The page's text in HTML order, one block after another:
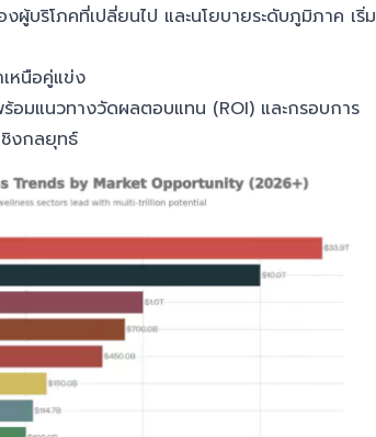
ผู้บริโภคที่เปลี่ยนไป และนโยบายระดับภูมิภาค เริ่ม
หนือคู่แข่ง
อมแนวทางวัดผลตอบแทน (ROI) และกรอบการ
งกลยุทธ์